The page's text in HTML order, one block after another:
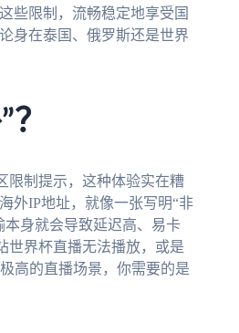
些限制，流畅稳定地享受国
身在泰国、俄罗斯还是世界
限制提示，这种体验实在糟
外IP地址，就像一张写明“非
身就会导致延迟高、易卡
世界杯直播无法播放，或是
高的直播场景，你需要的是